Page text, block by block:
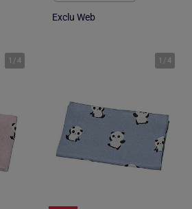
Exclu Web
1 /4 1 /4